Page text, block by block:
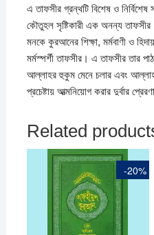
এ তাফসীর গ্রন্থটি বিশেষ ও
কৌতুহল সৃষ্টিকারী এক অনন্য
মনকে কুরআনের শিক্ষা, মর্মবাণী ও
মর্মস্পর্শী তাফসীর। এ তাফসীর তার
আল্লাহর হুকুম মেনে চলার এবং আল্লাহ
প্রচেষ্টায় আত্মনিয়ােগ করার দুর্বার
Related
-20%